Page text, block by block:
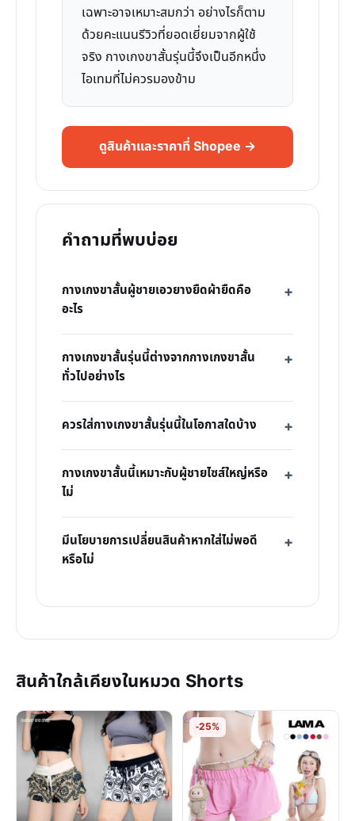
เฉพาะอาจเหมาะสมกว่า อย่างไรก็ตาม
ด้วยคะแนนรีวิวที่ยอดเยี่ยมจากผู้ใช้
จริง กางเกงขาสั้นรุ่นนี้จึงเป็นอีกหนึ่ง
ไอเทมที่ไม่ควรมองข้าม
ดูสินค้าและราคาที่ Shopee →
คำถามที่พบบ่อย
กางเกงขาสั้นผู้ชายเอวยางยืดผ้ายืดคือ
อะไร
กางเกงขาสั้นรุ่นนี้ต่างจากกางเกงขาสั้น
ทั่วไปอย่างไร
ควรใส่กางเกงขาสั้นรุ่นนี้ในโอกาสใดบ้าง
กางเกงขาสั้นนี้เหมาะกับผู้ชายไซส์ใหญ่หรือ
ไม่
มีนโยบายการเปลี่ยนสินค้าหากใส่ไม่พอดี
หรือไม่
สินค้าใกล้เคียงในหมวด Shorts
-25%